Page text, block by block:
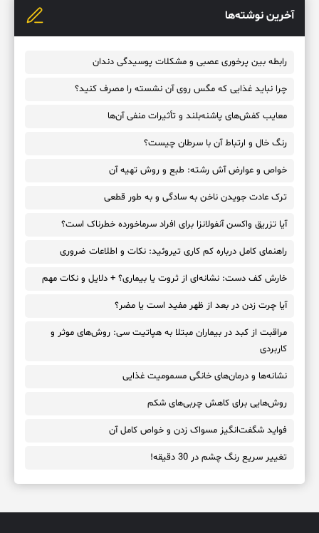
آخرین نوشته‌ها
رابطه بین پرخوری عصبی و مشکلات پوسیدگی دندان
چرا نباید غذایی که مگس روی آن نشسته را مصرف کنید؟
معایب کفش‌های پاشنه‌بلند و تأثیرات منفی آن‌ها
رنگ خال و ارتباط آن با سرطان چیست؟
خواص و عوارض آش رشته: طبع و روش تهیه آن
ترک عادت جویدن ناخن به سادگی و به طور قطعی
آیا تزریق واکسن آنفولانزا برای افراد سرماخورده خطرناک است؟
راهنمای کامل درباره کم کاری تیروئید: نکات و اطلاعات ضروری
خارش کف دست: نشانه‌ای از ثروت یا بیماری؟ + دلایل و نکات مهم
آیا چرت زدن در بعد از ظهر مفید است یا مضر؟
مراقبت از کبد در بیماران مبتلا به هپاتیت سی: روش‌های موثر و
کاربردی
نشانه‌ها و درمان‌های خانگی مسمومیت غذایی
روش‌هایی برای کاهش چربی‌های شکم
فواید شگفت‌انگیز مسواک زدن و خواص کامل آن
تغییر سریع رنگ چشم در 30 دقیقه!